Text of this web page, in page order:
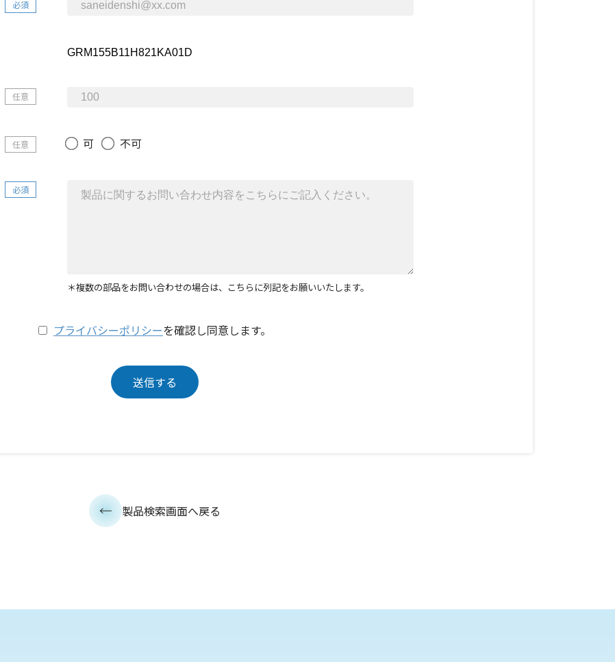
必須
任意
任意 可 不可
必須
＊複数の部品をお問い合わせの場合は、こちらに列記をお願いいたします。
プライバシーポリシーを確認し同意します。
製品検索画面へ戻る